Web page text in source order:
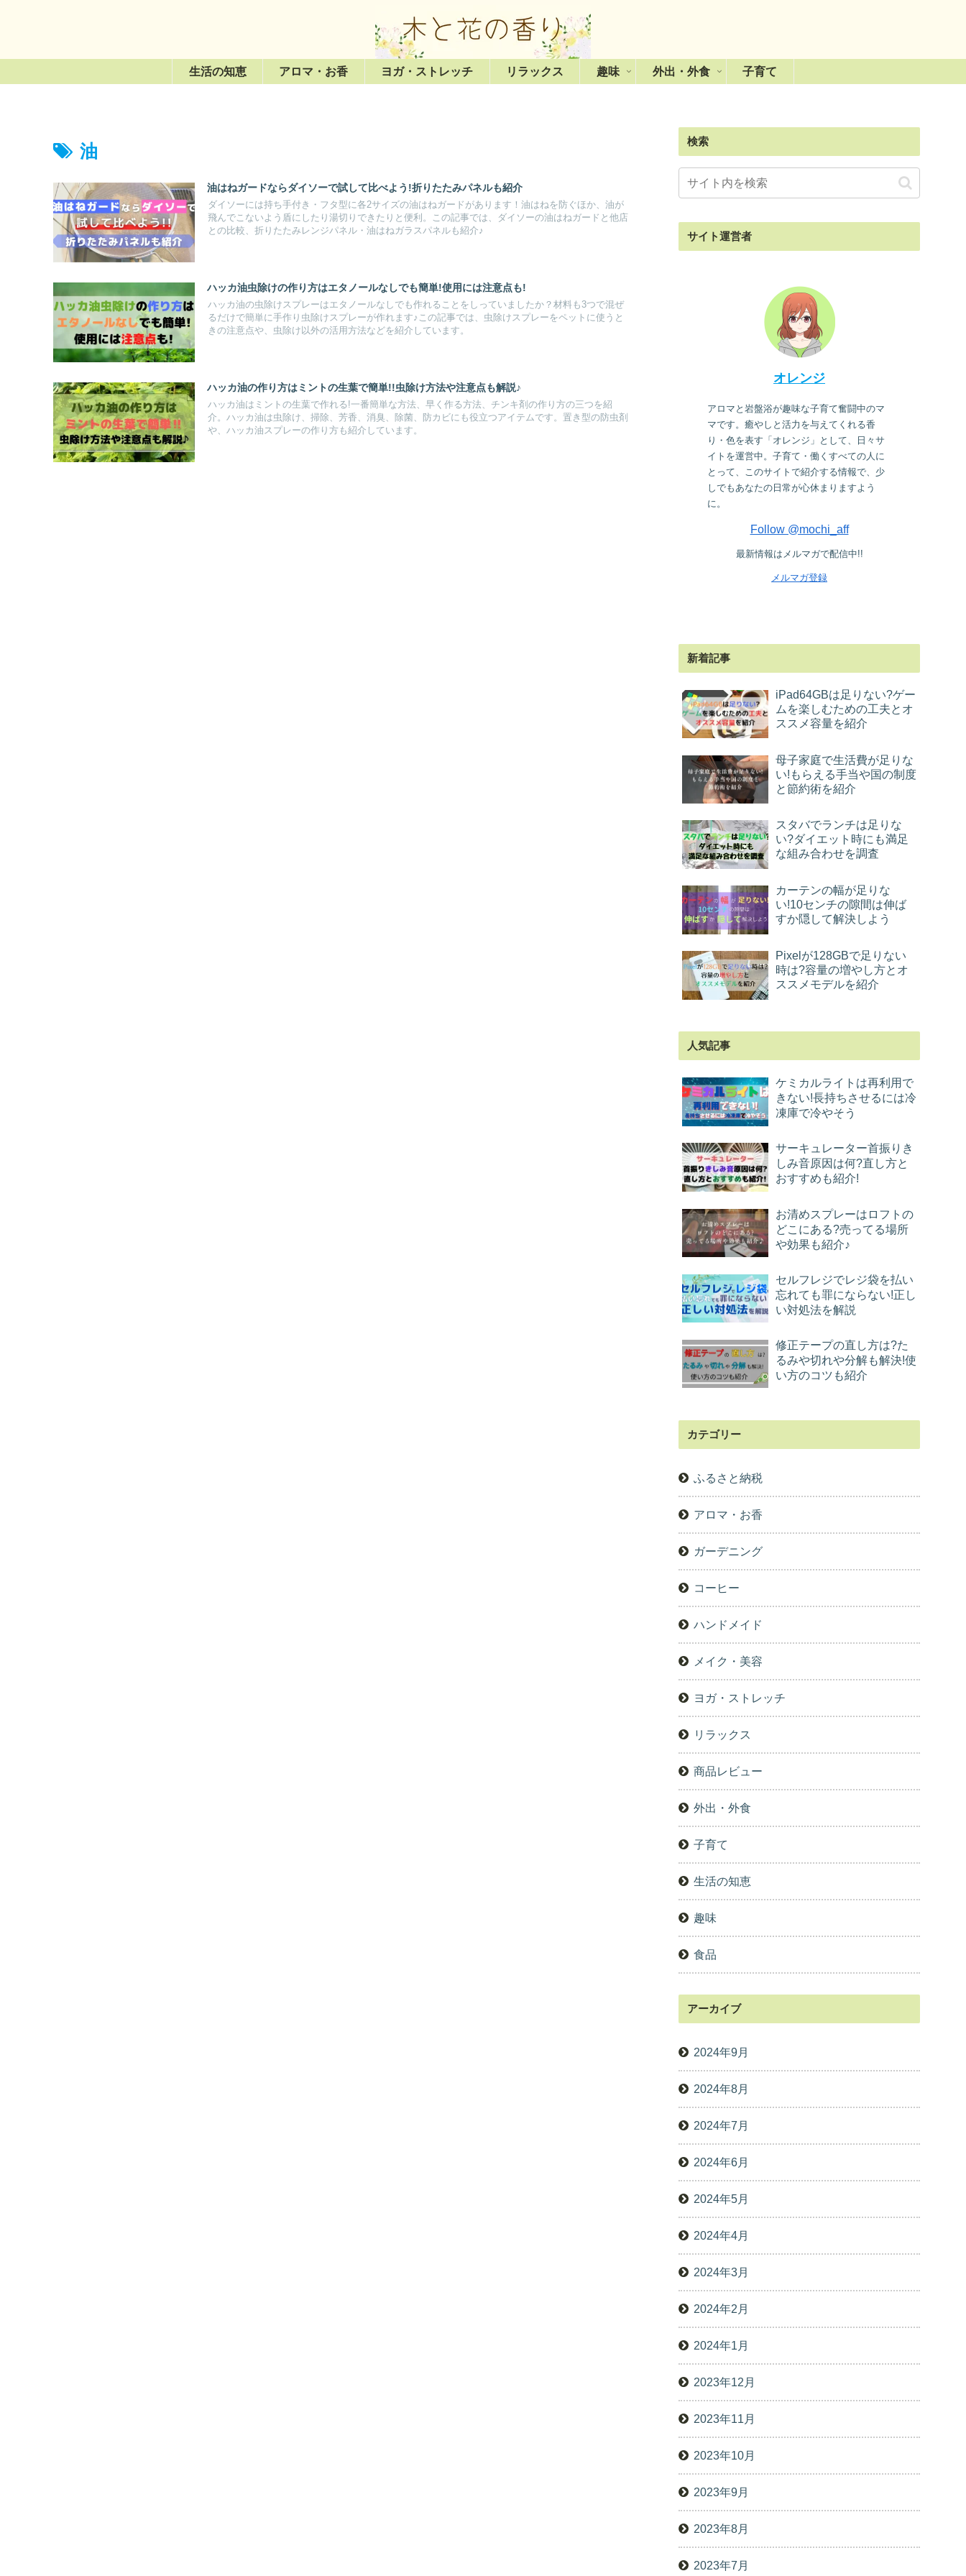
生活の知恵 アロマ・お香 ヨガ・ストレッチ リラックス 趣味 外出・外食 子育て
油
油はねガードならダイソーで試して比べよう!折りたたみパネルも紹介
ダイソーには持ち手付き・フタ型に各2サイズの油はねガードがあります！油はねを防ぐほか、油が
飛んでこないよう盾にしたり湯切りできたりと便利。この記事では、ダイソーの油はねガードと他店
との比較、折りたたみレンジパネル・油はねガラスパネルも紹介♪
ハッカ油虫除けの作り方はエタノールなしでも簡単!使用には注意点も!
ハッカ油の虫除けスプレーはエタノールなしでも作れることをしっていましたか？材料も3つで混ぜ
るだけで簡単に手作り虫除けスプレーが作れます♪この記事では、虫除けスプレーをペットに使うと
きの注意点や、虫除け以外の活用方法などを紹介しています。
ハッカ油の作り方はミントの生葉で簡単!!虫除け方法や注意点も解説♪
ハッカ油はミントの生葉で作れる!一番簡単な方法、早く作る方法、チンキ剤の作り方の三つを紹
介。ハッカ油は虫除け、掃除、芳香、消臭、除菌、防カビにも役立つアイテムです。置き型の防虫剤
や、ハッカ油スプレーの作り方も紹介しています。
検索
サイト運営者
オレンジ
アロマと岩盤浴が趣味な子育て奮闘中のマ
マです。癒やしと活力を与えてくれる香
り・色を表す「オレンジ」として、日々サ
イトを運営中。子育て・働くすべての人に
とって、このサイトで紹介する情報で、少
しでもあなたの日常が心休まりますよう
に。
Follow @mochi_aff
最新情報はメルマガで配信中!!
メルマガ登録
新着記事
iPad64GBは足りない?ゲー
ムを楽しむための工夫とオ
ススメ容量を紹介
母子家庭で生活費が足りな
い!もらえる手当や国の制度
と節約術を紹介
スタバでランチは足りな
い?ダイエット時にも満足
な組み合わせを調査
カーテンの幅が足りな
い!10センチの隙間は伸ば
すか隠して解決しよう
Pixelが128GBで足りない
時は?容量の増やし方とオ
ススメモデルを紹介
人気記事
ケミカルライトは再利用で
きない!長持ちさせるには冷
凍庫で冷やそう
サーキュレーター首振りき
しみ音原因は何?直し方と
おすすめも紹介!
お清めスプレーはロフトの
どこにある?売ってる場所
や効果も紹介♪
セルフレジでレジ袋を払い
忘れても罪にならない!正し
い対処法を解説
修正テープの直し方は?た
るみや切れや分解も解決!使
い方のコツも紹介
カテゴリー
ふるさと納税
アロマ・お香
ガーデニング
コーヒー
ハンドメイド
メイク・美容
ヨガ・ストレッチ
リラックス
商品レビュー
外出・外食
子育て
生活の知恵
趣味
食品
アーカイブ
2024年9月
2024年8月
2024年7月
2024年6月
2024年5月
2024年4月
2024年3月
2024年2月
2024年1月
2023年12月
2023年11月
2023年10月
2023年9月
2023年8月
2023年7月